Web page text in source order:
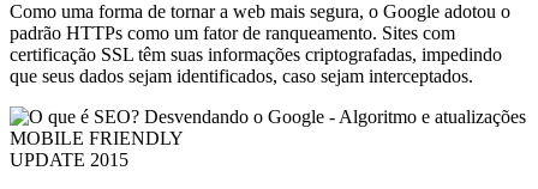
Como uma forma de tornar a web mais segura, o Google adotou o
padrão HTTPs como um fator de ranqueamento. Sites com
certificação SSL têm suas informações criptografadas, impedindo
que seus dados sejam identificados, caso sejam interceptados.
MOBILE FRIENDLY
UPDATE 2015